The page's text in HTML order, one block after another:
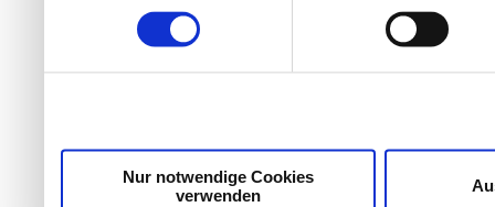
Wir verwenden Cookies, um Inhalte und Anzeigen zu
die Zugriffe auf unsere Website zu analysieren.
Dienste gesammelt haben.
Nur notwendige Cookies
verwenden